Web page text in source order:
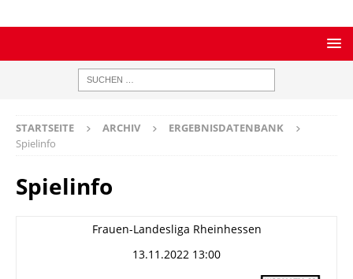
STARTSEITE ARCHIV
ERGEBNISDATENBANK
Spielinfo
Spielinfo
Frauen-Landesliga Rheinhessen
13.11.2022 13:00